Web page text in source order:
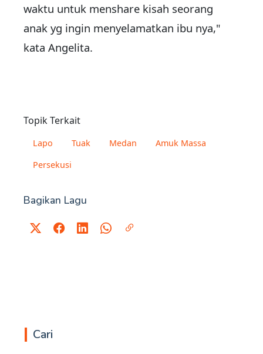
waktu untuk menshare kisah seorang
anak yg ingin menyelamatkan ibu nya,"
kata Angelita.
Topik Terkait
Lapo Tuak Medan
Amuk Massa
Persekusi
Bagikan Lagu
Cari